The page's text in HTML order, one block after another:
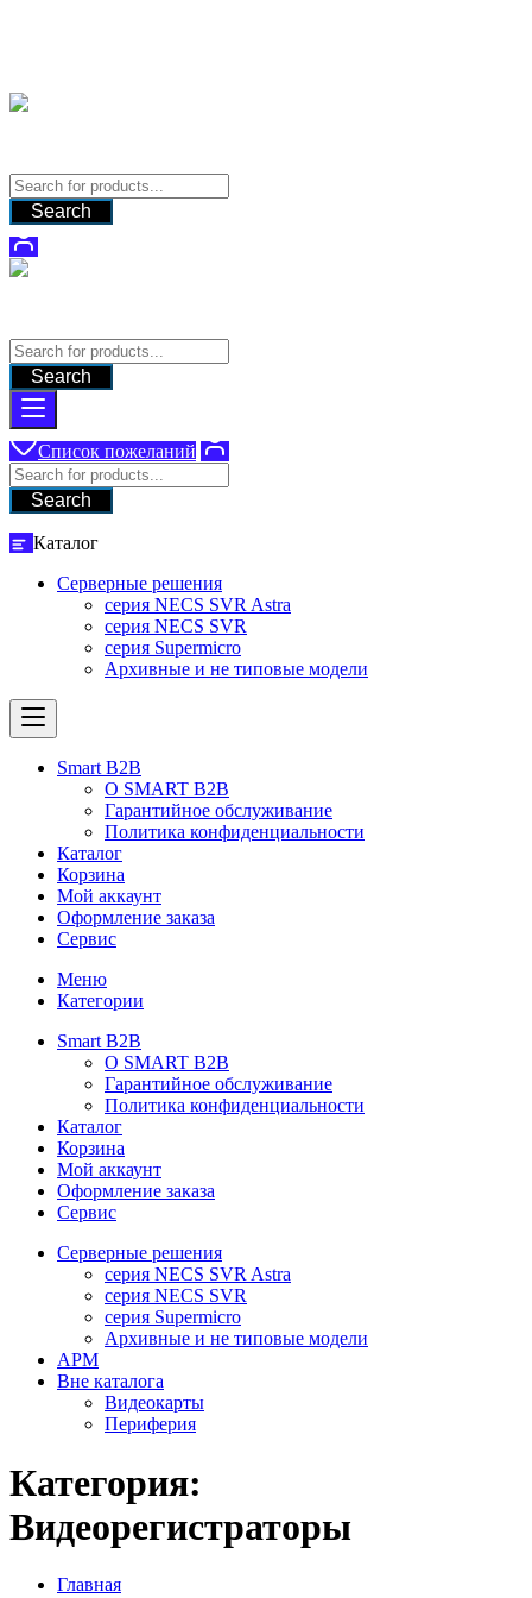
Search
Search
Список пожеланий
Search
Каталог
Серверные решения
серия NECS SVR Astra
серия NECS SVR
серия Supermicro
Архивные и не типовые модели
Smart B2B
О SMART B2B
Гарантийное обслуживание
Политика конфиденциальности
Каталог
Корзина
Мой аккаунт
Оформление заказа
Сервис
Меню
Категории
Smart B2B
О SMART B2B
Гарантийное обслуживание
Политика конфиденциальности
Каталог
Корзина
Мой аккаунт
Оформление заказа
Сервис
Серверные решения
серия NECS SVR Astra
серия NECS SVR
серия Supermicro
Архивные и не типовые модели
АРМ
Вне каталога
Видеокарты
Периферия
Категория:
Видеорегистраторы
Главная